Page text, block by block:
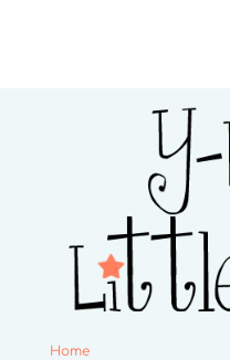
Home